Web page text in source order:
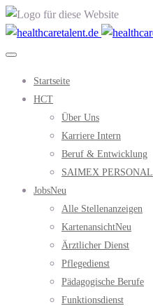
Startseite
HCT
Über Uns
Karriere Intern
Beruf & Entwicklung
SAIMEX PERSONAL
JobsNeu
Alle Stellenanzeigen
KartenansichtNeu
Ärztlicher Dienst
Pflegedienst
Pädagogische Berufe
Funktionsdienst